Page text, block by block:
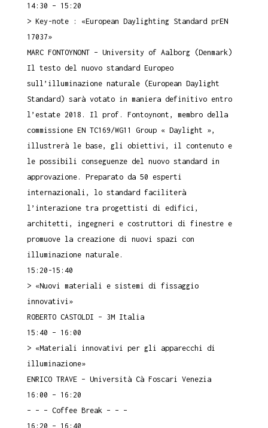
14:30 – 15:20
> Key-note : «European Daylighting Standard prEN
17037»
MARC FONTOYNONT – University of Aalborg (Denmark)
Il testo del nuovo standard Europeo
sull’illuminazione naturale (European Daylight
Standard) sarà votato in maniera definitivo entro
l’estate 2018. Il prof. Fontoynont, membro della
commissione EN TC169/WG11 Group « Daylight »,
illustrerà le base, gli obiettivi, il contenuto e
le possibili conseguenze del nuovo standard in
approvazione. Preparato da 50 esperti
internazionali, lo standard faciliterà
l’interazione tra progettisti di edifici,
architetti, ingegneri e costruttori di finestre e
promuove la creazione di nuovi spazi con
illuminazione naturale.
15:20-15:40
> «Nuovi materiali e sistemi di fissaggio
innovativi»
ROBERTO CASTOLDI – 3M Italia
15:40 – 16:00
> «Materiali innovativi per gli apparecchi di
illuminazione»
ENRICO TRAVE – Università Cà Foscari Venezia
16:00 – 16:20
– – – Coffee Break – – –
16:20 – 16:40